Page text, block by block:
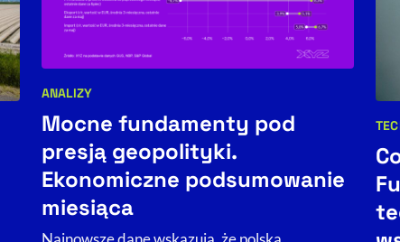
ANALIZY
Mocne fundamenty pod
presją geopolityki.
Ekonomiczne podsumowanie
miesiąca